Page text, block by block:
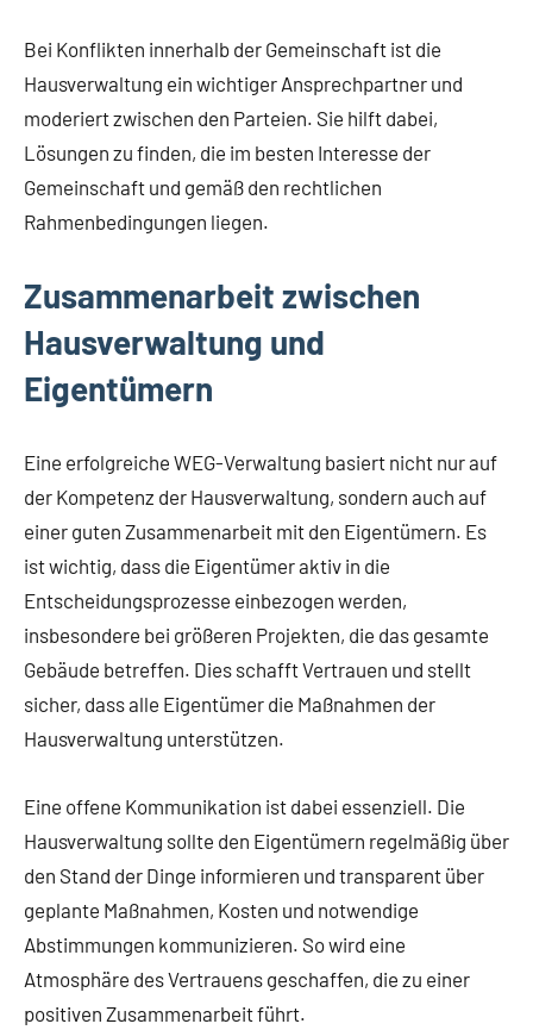
Bei Konflikten innerhalb der Gemeinschaft ist die
Hausverwaltung ein wichtiger Ansprechpartner und
moderiert zwischen den Parteien. Sie hilft dabei,
Lösungen zu finden, die im besten Interesse der
Gemeinschaft und gemäß den rechtlichen
Rahmenbedingungen liegen.
Zusammenarbeit zwischen
Hausverwaltung und
Eigentümern
Eine erfolgreiche WEG-Verwaltung basiert nicht nur auf
der Kompetenz der Hausverwaltung, sondern auch auf
einer guten Zusammenarbeit mit den Eigentümern. Es
ist wichtig, dass die Eigentümer aktiv in die
Entscheidungsprozesse einbezogen werden,
insbesondere bei größeren Projekten, die das gesamte
Gebäude betreffen. Dies schafft Vertrauen und stellt
sicher, dass alle Eigentümer die Maßnahmen der
Hausverwaltung unterstützen.
Eine offene Kommunikation ist dabei essenziell. Die
Hausverwaltung sollte den Eigentümern regelmäßig über
den Stand der Dinge informieren und transparent über
geplante Maßnahmen, Kosten und notwendige
Abstimmungen kommunizieren. So wird eine
Atmosphäre des Vertrauens geschaffen, die zu einer
positiven Zusammenarbeit führt.